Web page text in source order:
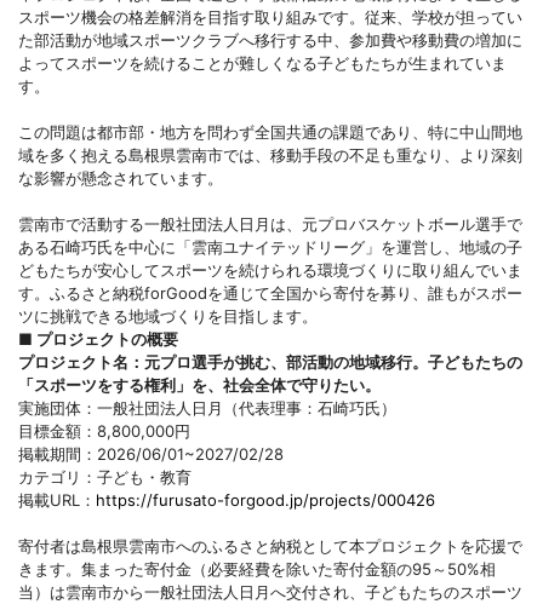
スポーツ機会の格差解消を目指す取り組みです。従来、学校が担ってい
た部活動が地域スポーツクラブへ移行する中、参加費や移動費の増加に
よってスポーツを続けることが難しくなる子どもたちが生まれていま
す。
この問題は都市部・地方を問わず全国共通の課題であり、特に中山間地
域を多く抱える島根県雲南市では、移動手段の不足も重なり、より深刻
な影響が懸念されています。
雲南市で活動する一般社団法人日月は、元プロバスケットボール選手で
ある石崎巧氏を中心に「雲南ユナイテッドリーグ」を運営し、地域の子
どもたちが安心してスポーツを続けられる環境づくりに取り組んでいま
す。ふるさと納税forGoodを通じて全国から寄付を募り、誰もがスポー
ツに挑戦できる地域づくりを目指します。
■ プロジェクトの概要
プロジェクト名：元プロ選手が挑む、部活動の地域移行。子どもたちの
「スポーツをする権利」を、社会全体で守りたい。
実施団体：一般社団法人日月（代表理事：石崎巧氏）
目標金額：8,800,000円
掲載期間：2026/06/01~2027/02/28
カテゴリ：子ども・教育
掲載URL： https://furusato-forgood.jp/projects/000426
寄付者は島根県雲南市へのふるさと納税として本プロジェクトを応援で
きます。集まった寄付金（必要経費を除いた寄付金額の95～50%相
当）は雲南市から一般社団法人日月へ交付され、子どもたちのスポーツ